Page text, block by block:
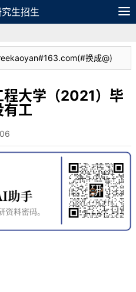
究生招生
换成@)
程大学（2021）毕
有工